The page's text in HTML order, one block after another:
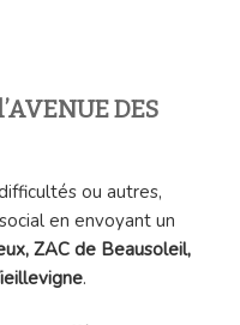
DES
ou autres,
en envoyant un
ZAC de Beausoleil,
.